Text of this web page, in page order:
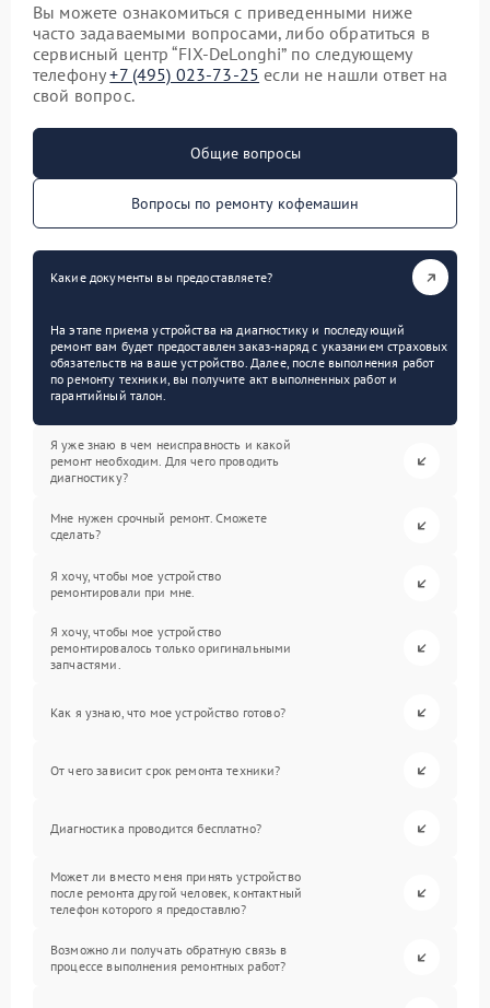
Вы можете ознакомиться с приведенными ниже
часто задаваемыми вопросами, либо обратиться в
сервисный центр “FIX-DeLonghi” по следующему
телефону+7 (495) 023-73-25 если не нашли ответ на
свой вопрос.
Общие вопросы
Вопросы по ремонту кофемашин
Какие документы вы предоставляете?
На этапе приема устройства на диагностику и последующий
ремонт вам будет предоставлен заказ-наряд с указанием страховых
обязательств на ваше устройство. Далее, после выполнения работ
по ремонту техники, вы получите акт выполненных работ и
гарантийный талон.
Я уже знаю в чем неисправность и какой
ремонт необходим. Для чего проводить
диагностику?
Мне нужен срочный ремонт. Сможете
сделать?
Я хочу, чтобы мое устройство
ремонтировали при мне.
Я хочу, чтобы мое устройство
ремонтировалось только оригинальными
запчастями.
Как я узнаю, что мое устройство готово?
От чего зависит срок ремонта техники?
Диагностика проводится бесплатно?
Может ли вместо меня принять устройство
после ремонта другой человек, контактный
телефон которого я предоставлю?
Возможно ли получать обратную связь в
процессе выполнения ремонтных работ?